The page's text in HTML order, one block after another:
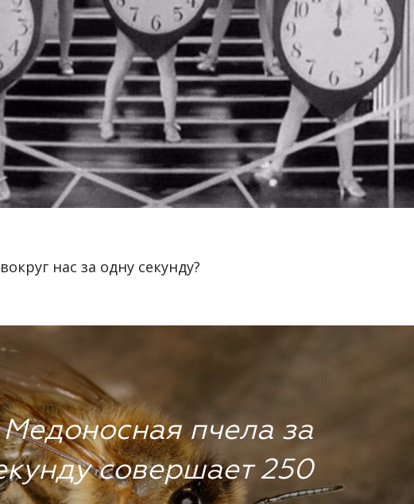
нас за одну секунду?
Медоносная пчела за
совершает 250